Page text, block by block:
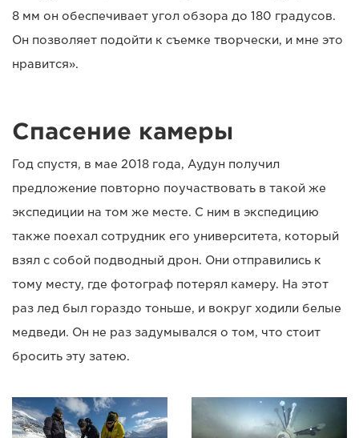
8 мм он обеспечивает угол обзора до 180 градусов.
Он позволяет подойти к съемке творчески, и мне это
нравится».
Спасение камеры
Год спустя, в мае 2018 года, Аудун получил
предложение повторно поучаствовать в такой же
экспедиции на том же месте. С ним в экспедицию
также поехал сотрудник его университета, который
взял с собой подводный дрон. Они отправились к
тому месту, где фотограф потерял камеру. На этот
раз лед был гораздо тоньше, и вокруг ходили белые
медведи. Он не раз задумывался о том, что стоит
бросить эту затею.